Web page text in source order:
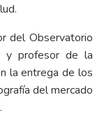
del Observatorio
y profesor de la
la entrega de los
del mercado